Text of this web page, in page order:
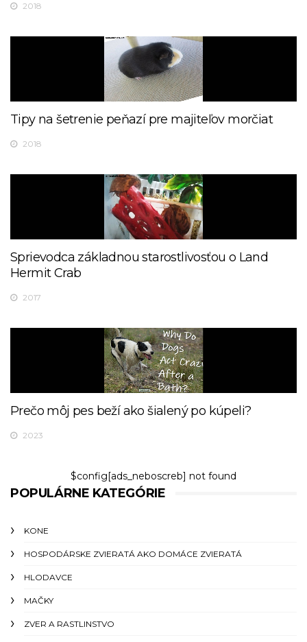
2018
Tipy na šetrenie peňazí pre majiteľov morčiat
2018
Sprievodca základnou starostlivosťou o Land
Hermit Crab
2017
Prečo môj pes beží ako šialený po kúpeli?
2023
$config[ads_neboscreb] not found
POPULÁRNE KATEGÓRIE
KONE
HOSPODÁRSKE ZVIERATÁ AKO DOMÁCE ZVIERATÁ
HLODAVCE
MAČKY
ZVER A RASTLINSTVO